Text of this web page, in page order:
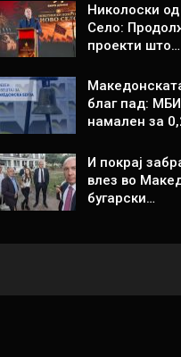
Николоски
Село:
проекти што…
благ пад:
намален за
И покрај
влез во
бугарски…